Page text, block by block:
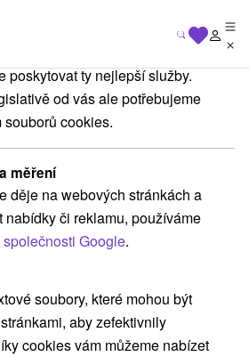
Túra na Veľký Choč z Valaskej Dubovej
z Valaskej
záleží
poskytovat ty nejlepší služby.
od vás ale potřebujeme
cookies.
měření
děje na webových stránkách a
nabídky či reklamu, používáme
Google.
soubory, které mohou být
aby zefektivnily
cookies vám můžeme nabízet